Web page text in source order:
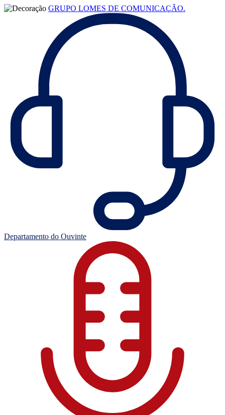
GRUPO LOMES DE COMUNICAÇÃO.
Departamento do Ouvinte